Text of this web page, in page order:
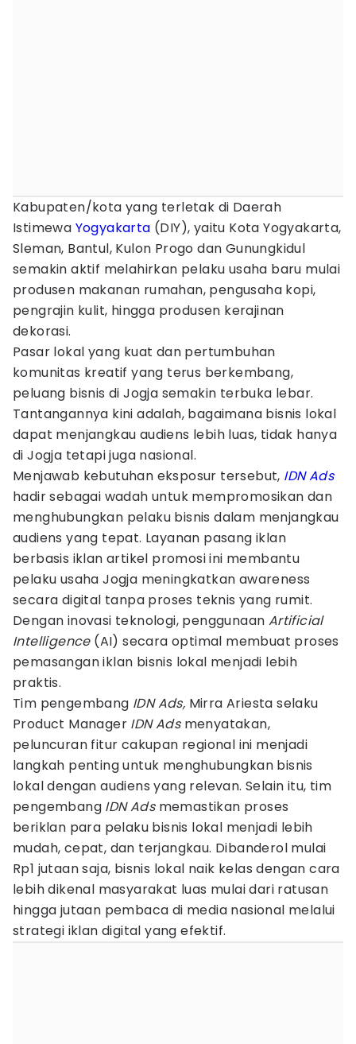
Kabupaten/kota yang terletak di Daerah
Istimewa Yogyakarta (DIY), yaitu Kota Yogyakarta,
Sleman, Bantul, Kulon Progo dan Gunungkidul
semakin aktif melahirkan pelaku usaha baru mulai
produsen makanan rumahan, pengusaha kopi,
pengrajin kulit, hingga produsen kerajinan
dekorasi.
Pasar lokal yang kuat dan pertumbuhan
komunitas kreatif yang terus berkembang,
peluang bisnis di Jogja semakin terbuka lebar.
Tantangannya kini adalah, bagaimana bisnis lokal
dapat menjangkau audiens lebih luas, tidak hanya
di Jogja tetapi juga nasional.
Menjawab kebutuhan eksposur tersebut, IDN Ads
hadir sebagai wadah untuk mempromosikan dan
menghubungkan pelaku bisnis dalam menjangkau
audiens yang tepat. Layanan pasang iklan
berbasis iklan artikel promosi ini membantu
pelaku usaha Jogja meningkatkan awareness
secara digital tanpa proses teknis yang rumit.
Dengan inovasi teknologi, penggunaan Artificial
Intelligence(AI) secara optimal membuat proses
pemasangan iklan bisnis lokal menjadi lebih
praktis.
Tim pengembang IDN Ads, Mirra Ariesta selaku
Product Manager IDN Ads menyatakan,
peluncuran fitur cakupan regional ini menjadi
langkah penting untuk menghubungkan bisnis
lokal dengan audiens yang relevan. Selain itu, tim
pengembang IDN Adsmemastikan proses
beriklan para pelaku bisnis lokal menjadi lebih
mudah, cepat, dan terjangkau. Dibanderol mulai
Rp1 jutaan saja, bisnis lokal naik kelas dengan cara
lebih dikenal masyarakat luas mulai dari ratusan
hingga jutaan pembaca di media nasional melalui
strategi iklan digital yang efektif.